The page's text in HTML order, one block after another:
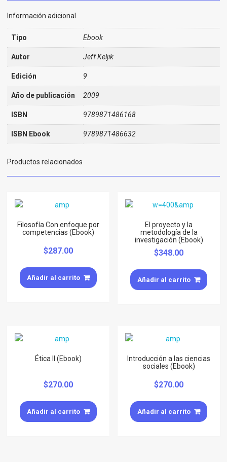
Información adicional
Tipo Ebook
Autor Jeff Keljik
Edición 9
Año de publicación 2009
ISBN 9789871486168
ISBN Ebook 9789871486632
Productos relacionados
Filosofía Con enfoque por
competencias (Ebook)
$287.00
Añadir al carrito
El proyecto y la
metodología de la
investigación (Ebook)
$348.00
Añadir al carrito
Ética II (Ebook)
$270.00
Añadir al carrito
Introducción a las ciencias
sociales (Ebook)
$270.00
Añadir al carrito